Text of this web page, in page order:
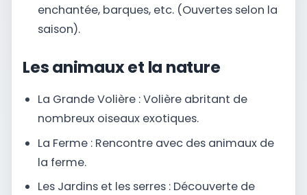
enchantée, barques, etc. (Ouvertes selon la
saison).
Les animaux et la nature
La Grande Volière : Volière abritant de
nombreux oiseaux exotiques.
La Ferme : Rencontre avec des animaux de
la ferme.
Les Jardins et les serres : Découverte de